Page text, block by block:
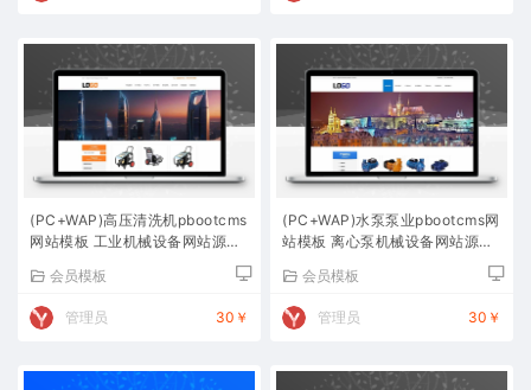
(PC+WAP)高压清洗机pbootcms
网站模板 工业机械设备网站源码
会员模板
管理员 30￥
(PC+WAP)水泵泵业pbootcms网
站模板 离心泵机械设备网站源码
会员模板
管理员 30￥